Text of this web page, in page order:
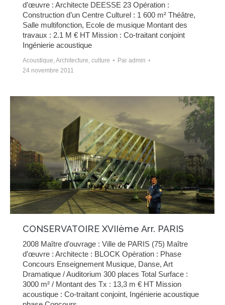
d’œuvre : Architecte DEESSE 23 Opération :
Construction d’un Centre Culturel : 1 600 m² Théâtre,
Salle multifonction, Ecole de musique Montant des
travaux : 2.1 M € HT Mission : Co-traitant conjoint
Ingénierie acoustique
Acoustique,Architecture, culture Par admin
24 novembre 2011
CONSERVATOIRE XVIIème Arr. PARIS
2008 Maître d’ouvrage : Ville de PARIS (75) Maître
d’œuvre : Architecte : BLOCK Opération : Phase
Concours Enseignement Musique, Danse, Art
Dramatique / Auditorium 300 places Total Surface :
3000 m² / Montant des Tx : 13,3 m € HT Mission
acoustique : Co-traitant conjoint, Ingénierie acoustique